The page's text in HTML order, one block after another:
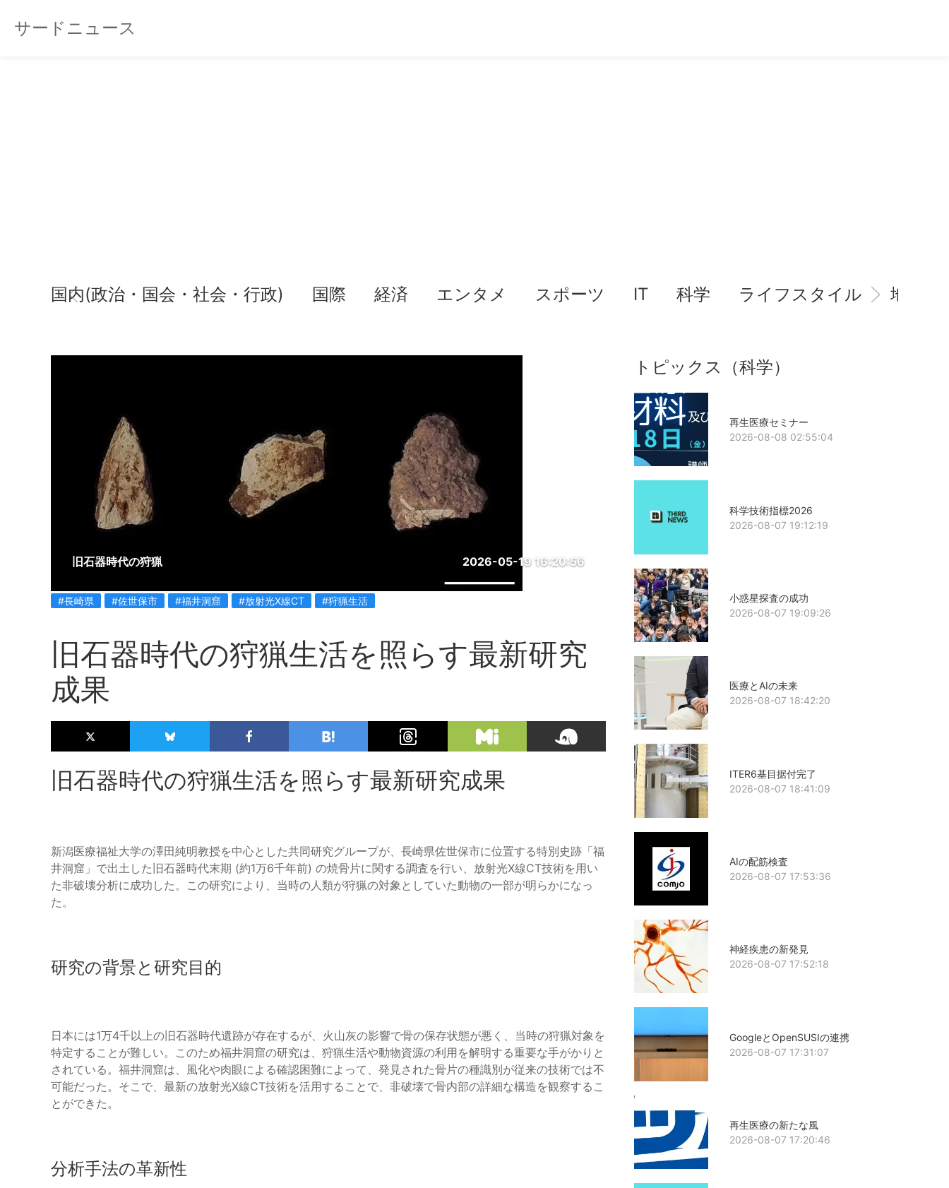
サードニュース
国内(政治・国会・社会・行政) 国際 経済 エンタメ スポーツ IT 科学 ライフスタイル 地域情
旧石器時代の狩猟 2026-05-19 16:20:56
#長崎県 #佐世保市 #福井洞窟 #放射光X線CT #狩猟生活
旧石器時代の狩猟生活を照らす最新研究
成果
旧石器時代の狩猟生活を照らす最新研究成果
新潟医療福祉大学の澤田純明教授を中心とした共同研究グループが、長崎県佐世保市に位置する特別史跡「福
井洞窟」で出土した旧石器時代末期 (約1万6千年前) の焼骨片に関する調査を行い、放射光X線CT技術を用い
た非破壊分析に成功した。この研究により、当時の人類が狩猟の対象としていた動物の一部が明らかになっ
た。
研究の背景と研究目的
日本には1万4千以上の旧石器時代遺跡が存在するが、火山灰の影響で骨の保存状態が悪く、当時の狩猟対象を
特定することが難しい。このため福井洞窟の研究は、狩猟生活や動物資源の利用を解明する重要な手がかりと
されている。福井洞窟は、風化や肉眼による確認困難によって、発見された骨片の種識別が従来の技術では不
可能だった。そこで、最新の放射光X線CT技術を活用することで、非破壊で骨内部の詳細な構造を観察するこ
とができた。
分析手法の革新性
トピックス（科学）
再生医療セミナー
2026-08-08 02:55:04
科学技術指標2026
2026-08-07 19:12:19
小惑星探査の成功
2026-08-07 19:09:26
医療とAIの未来
2026-08-07 18:42:20
ITER6基目据付完了
2026-08-07 18:41:09
AIの配筋検査
2026-08-07 17:53:36
神経疾患の新発見
2026-08-07 17:52:18
GoogleとOpenSUSIの連携
2026-08-07 17:31:07
再生医療の新たな風
2026-08-07 17:20:46